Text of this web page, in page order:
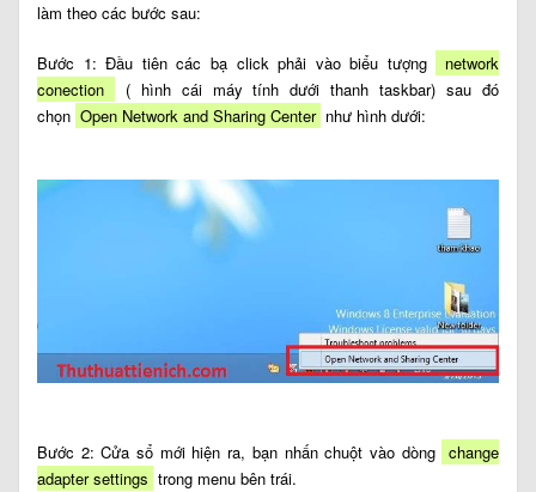
làm theo các bước sau:
Bước 1: Đầu tiên các bạ click phải vào biểu tượng
network
conection
( hình cái máy tính dưới thanh taskbar) sau đó
chọn Open Network and Sharing Center như hình dưới:
Bước 2: Cửa sổ mới hiện ra, bạn nhấn chuột vào dòng change
adapter settings trong menu bên trái.